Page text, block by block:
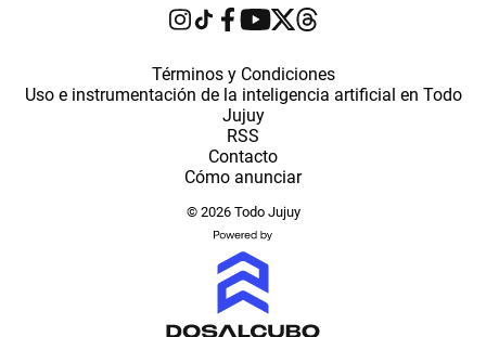
Términos y Condiciones
Uso e instrumentación de la inteligencia artificial en Todo
Jujuy
RSS
Contacto
Cómo anunciar
© 2026 Todo Jujuy